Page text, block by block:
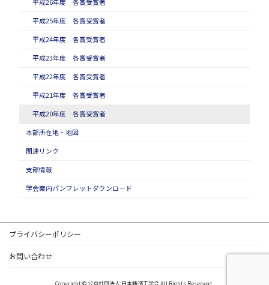
平成26年度 各賞受賞者
平成25年度 各賞受賞者
平成24年度 各賞受賞者
平成23年度 各賞受賞者
平成22年度 各賞受賞者
平成21年度 各賞受賞者
平成20年度 各賞受賞者
本部所在地・地図
関連リンク
支部情報
学会案内パンフレットダウンロード
プライバシーポリシー
お問い合わせ
Copyright © 公益社団法人 日本鋳造工学会 All Rights Reserved.